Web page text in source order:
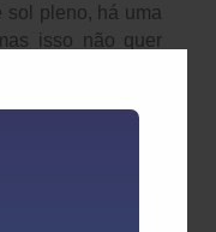
sol pleno, há uma
isso não quer
suficiente para a
solares não
porque consegue